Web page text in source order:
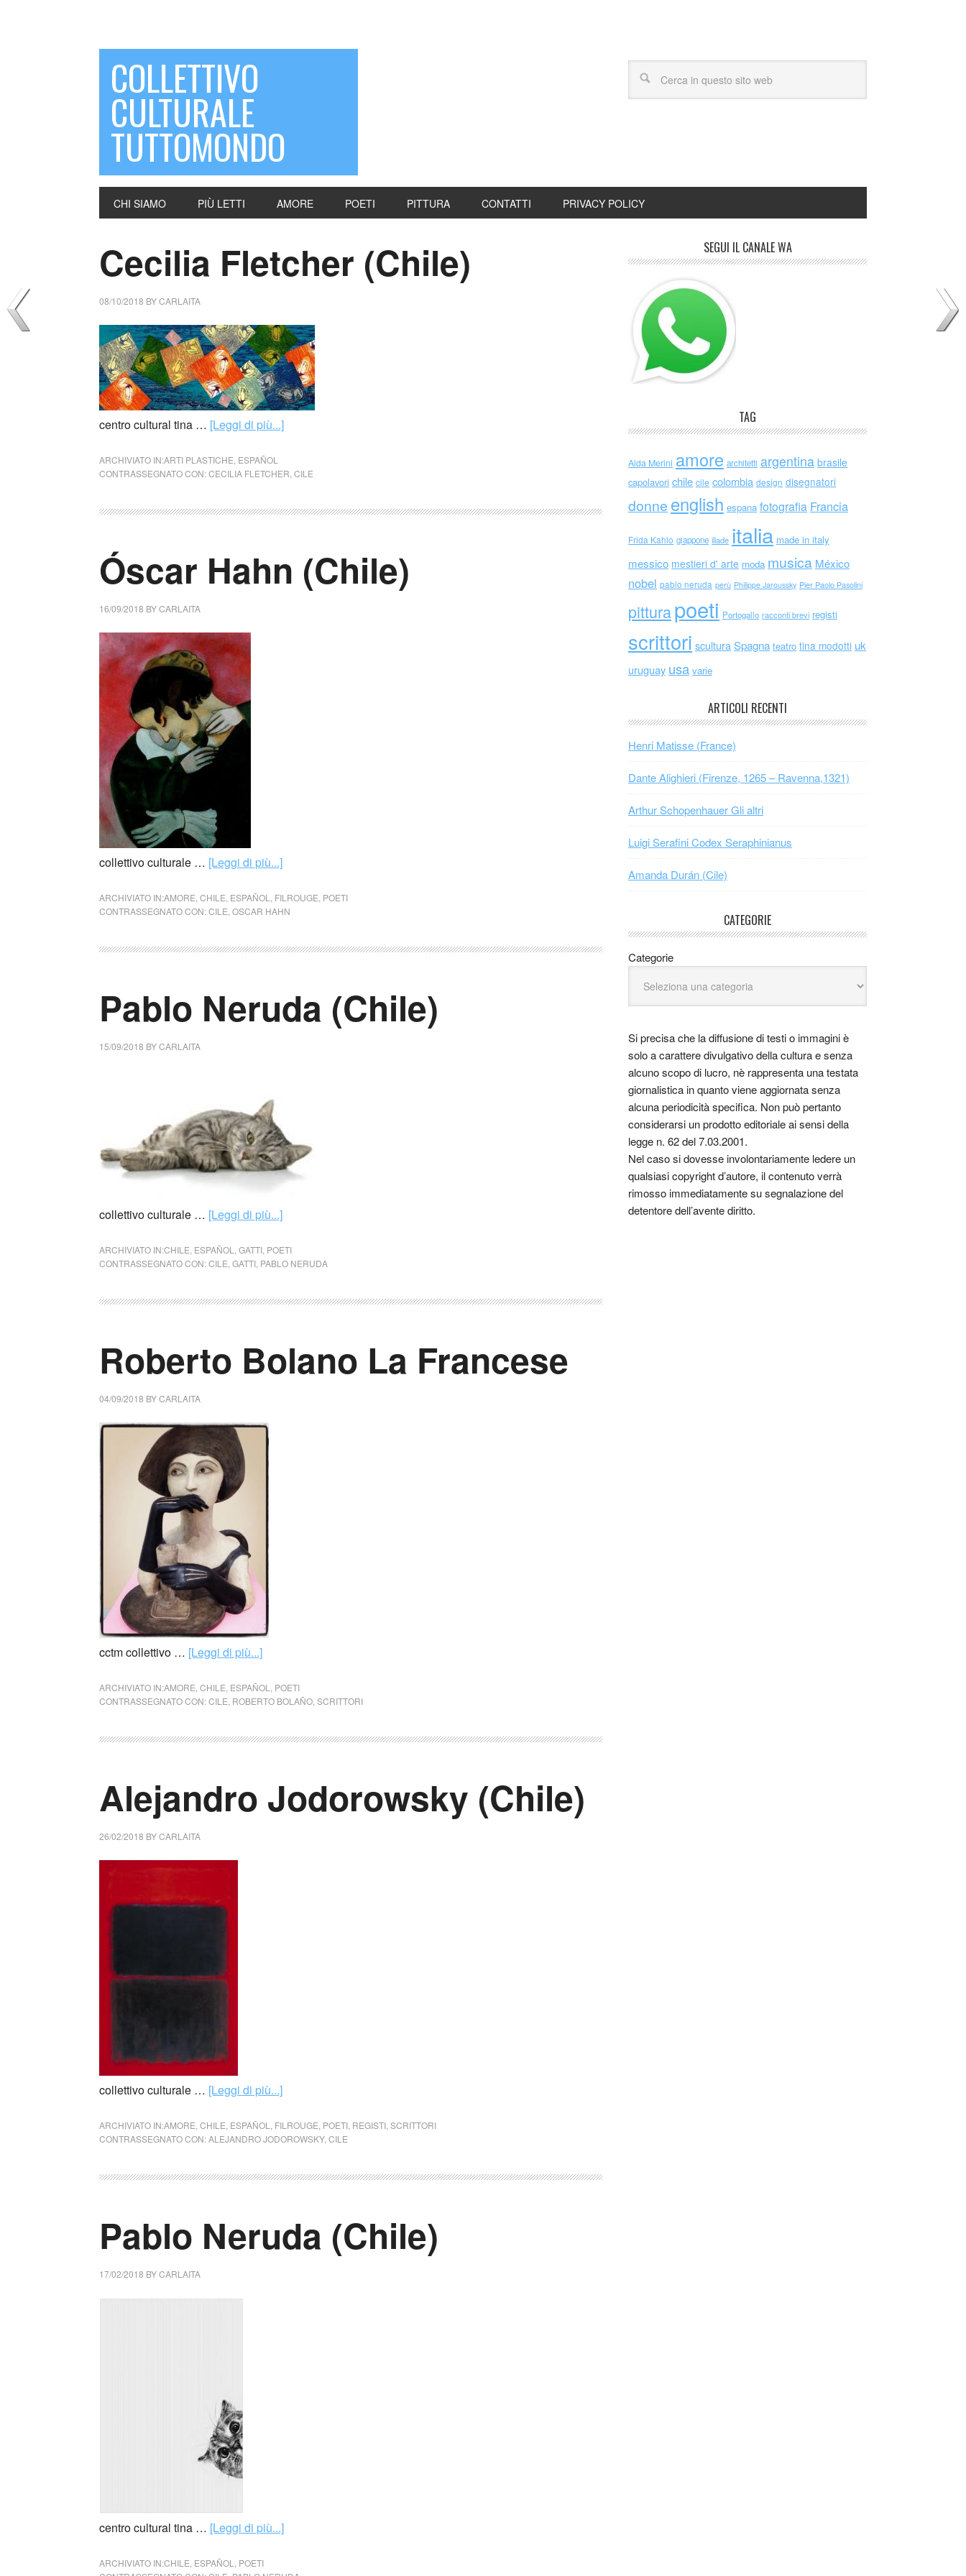
COLLETTIVO
CULTURALE
TUTTOMONDO
CHI SIAMO PIÙ LETTI AMORE POETI PITTURA CONTATTI PRIVACY POLICY
Cecilia Fletcher (Chile)
08/10/2018 BYCARLAITA
centro cultural tina … [Leggi di più...]
ARCHIVIATO IN:ARTI PLASTICHE ESPAÑOL
CONTRASSEGNATO CON:CECILIA FLETCHER CILE
Óscar Hahn (Chile)
16/09/2018 BYCARLAITA
collettivo culturale … [Leggi di più...]
ARCHIVIATO IN:AMORE CHILE ESPAÑOL FILROUGE POETI
CONTRASSEGNATO CON:CILE OSCAR HAHN
Pablo Neruda (Chile)
15/09/2018 BYCARLAITA
collettivo culturale … [Leggi di più...]
ARCHIVIATO IN:CHILE ESPAÑOL GATTI POETI
CONTRASSEGNATO CON:CILE GATTI PABLO NERUDA
Roberto Bolano La Francese
04/09/2018 BYCARLAITA
cctm collettivo … [Leggi di più...]
ARCHIVIATO IN:AMORE CHILE ESPAÑOL
POETI
CONTRASSEGNATO CON:CILE ROBERTO BOLAÑO SCRITTORI
Alejandro Jodorowsky (Chile)
26/02/2018 BYCARLAITA
collettivo culturale … [Leggi di più...]
ARCHIVIATO IN:AMORE CHILE ESPAÑOL FILROUGE POETI REGISTI SCRITTORI
CONTRASSEGNATO CON:ALEJANDRO JODOROWSKY, CILE
Pablo Neruda (Chile)
17/02/2018 BYCARLAITA
centro cultural tina … [Leggi di più...]
ARCHIVIATO IN:CHILE ESPAÑOL
POETI
SEGUI IL CANALE WA
TAG
Alda Merini amore architetti argentina brasile
capolavori chile cile colombia design disegnatori
donne english espana fotografia Francia
Frida Kahlo giappone iliade italia made in italy
messico mestieri d' arte moda musica México
nobel pablo neruda perù Philippe Jaroussky Pier Paolo Pasolini
pitturapoeti Portogallo racconti brevi registi
scrittori scultura Spagna teatro tina modotti uk
uruguay usa varie
ARTICOLI RECENTI
Henri Matisse (France)
Dante Alighieri (Firenze, 1265 – Ravenna,1321)
Arthur Schopenhauer Gli altri
Luigi Serafini Codex Seraphinianus
Amanda Durán (Cile)
CATEGORIE
Categorie
Si precisa che la diffusione di testi o immagini è
solo a carattere divulgativo della cultura e senza
alcuno scopo di lucro, nè rappresenta una testata
giornalistica in quanto viene aggiornata senza
alcuna periodicità specifica. Non può pertanto
considerarsi un prodotto editoriale ai sensi della
legge n. 62 del 7.03.2001.
Nel caso si dovesse involontariamente ledere un
qualsiasi copyright d’autore, il contenuto verrà
rimosso immediatamente su segnalazione del
detentore dell’avente diritto.